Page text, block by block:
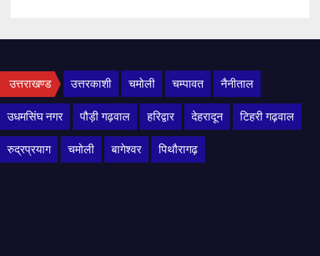
उत्तराखण्ड उत्तरकाशी चमोली चम्पावत नैनीताल
उधमसिंघ नगर पौड़ी गढ़वाल हरिद्वार देहरादून टिहरी गढ़वाल
रुद्रप्रयाग चमोली बागेश्वर पिथौरागढ़